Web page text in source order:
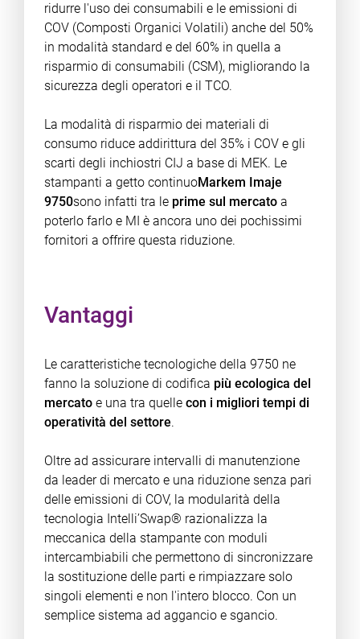
ridurre l'uso dei consumabili e le emissioni di
COV (Composti Organici Volatili) anche del 50%
in modalità standard e del 60% in quella a
risparmio di consumabili (CSM), migliorando la
sicurezza degli operatori e il TCO.
La modalità di risparmio dei materiali di
consumo riduce addirittura del 35% i COV e gli
scarti degli inchiostri CIJ a base di MEK. Le
stampanti a getto continuoMarkem Imaje
9750sono infatti tra le prime sul mercatoa
poterlo farlo e MI è ancora uno dei pochissimi
fornitori a offrire questa riduzione.
Vantaggi
Le caratteristiche tecnologiche della 9750 ne
fanno la soluzione di codifica più ecologica del
mercatoe una tra quelle con i migliori tempi di
operatività del settore.
Oltre ad assicurare intervalli di manutenzione
da leader di mercato e una riduzione senza pari
delle emissioni di COV, la modularità della
tecnologia Intelli’Swap® razionalizza la
meccanica della stampante con moduli
intercambiabili che permettono di sincronizzare
la sostituzione delle parti e rimpiazzare solo
singoli elementi e non l'intero blocco. Con un
semplice sistema ad aggancio e sgancio.